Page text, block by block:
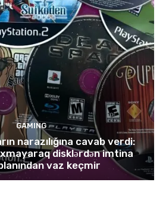
GAMING
narazılığına cavab verdi:
disklərdən imtina
vaz keçmir